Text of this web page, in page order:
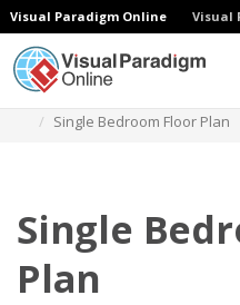
Visual Paradigm Online Visual
Single Bedroom Floor Plan
Single
Plan